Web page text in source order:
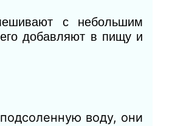
с небольшим
добавляют в пищу и
воду, они